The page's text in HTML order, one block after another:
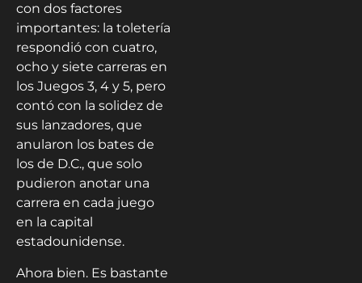
con dos factores
importantes: la toletería
respondió con cuatro,
ocho y siete carreras en
los Juegos 3, 4 y 5, pero
contó con la solidez de
sus lanzadores, que
anularon los bates de
los de D.C., que solo
pudieron anotar una
carrera en cada juego
en la capital
estadounidense.
Ahora bien. Es bastante